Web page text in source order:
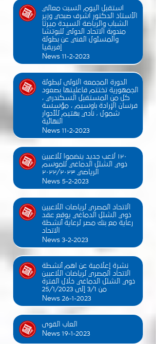
استقبل اليوم السبت معالي
الأستاذ الدكتور اشرف صبحي وزير
الشباب والرياضة السيدة ميرثا
مندوبة الاتحاد الدولي للبوتشا
والمسئول الفني عن بطولة
إفريقيا
News 11-2-2023
الدورة المجمعه الاولى لبطولة
الجمهورية تختتم فاعليتها بصعود
كل من المستقبل السكندري ،
فرسان الإرادة باوسيم ، مؤسسة
شمول ، نادي بهتيم للأدوار
النهائية
News 11-2-2023
١٢٠ لاعب جديد ينضموا للاعبين
ذوي الشلل الدماغي للموسم
الرياضي ٢٠٢٢/٢٠٢٣
News 5-2-2023
الاتحاد المصري لرياضات اللاعبين
ذوي الشلل الدماغي يوقع عقد
رعاية مع بنك مصر لرعاية أنشطة
الاتحاد
News 3-2-2023
نشرة إعلامية عن اهم أنشطة
الاتحاد المصري لرياضات اللاعبين
ذوي الشلل الدماغي خلال الفترة
من 3/1 إلى 25/1/2023
News 26-1-2023
العاب القوى
News 19-1-2023